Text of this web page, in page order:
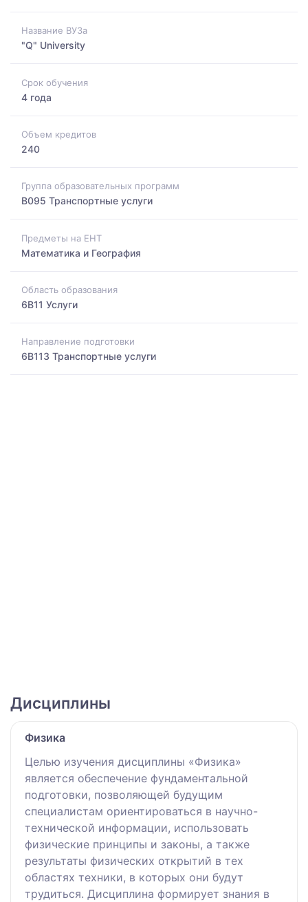
Название ВУЗа
"Q" University
Срок обучения
4 года
Объем кредитов
240
Группа образовательных программ
B095 Транспортные услуги
Предметы на ЕНТ
Математика и География
Область образования
6B11 Услуги
Направление подготовки
6B113 Транспортные услуги
Дисциплины
Физика
Целью изучения дисциплины «Физика»
является обеспечение фундаментальной
подготовки, позволяющей будущим
специалистам ориентироваться в научно-
технической информации, использовать
физические принципы и законы, а также
результаты физических открытий в тех
областях техники, в которых они будут
трудиться. Дисциплина формирует знания в